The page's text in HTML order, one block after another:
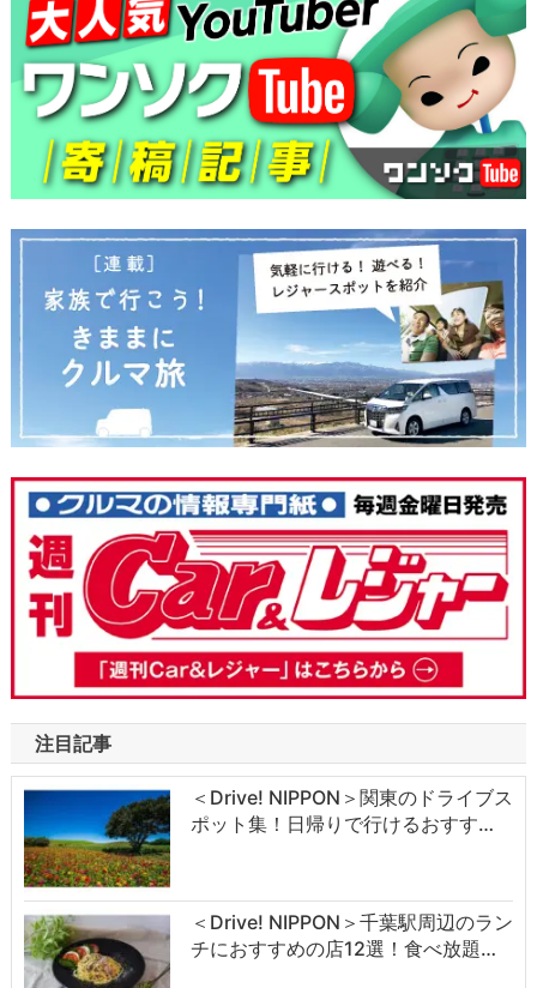
注目記事
＜Drive! NIPPON＞関東のドライブス
ポット集！日帰りで行けるおすす…
＜Drive! NIPPON＞千葉駅周辺のラン
チにおすすめの店12選！食べ放題…